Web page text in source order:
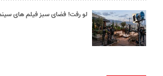
لو رفت! فضای سبز فیلم های